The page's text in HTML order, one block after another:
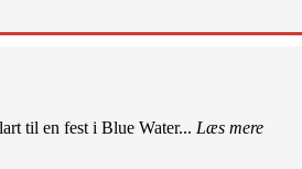
til en fest i Blue Water... Læs mere